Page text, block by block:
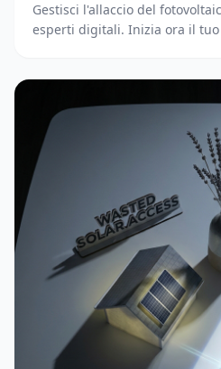
Gestisci l'allaccio del
esperti digitali. Inizia ora il